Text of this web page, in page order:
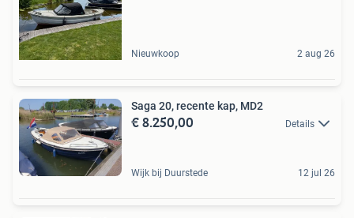
Nieuwkoop 2 aug 26
Saga 20, recente kap, MD2
€ 8.250,00 Details
Wijk bij Duurstede 12 jul 26